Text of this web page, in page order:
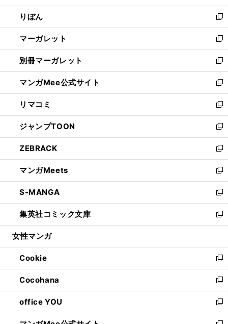
開
く
ウ
で
開
く
ン
ド
ウ
で
開
く
ウ
ィ
ン
ド
ウ
で
開
く
りぼん
新
し
い
ウ
ィ
ン
ド
ウ
で
開
く
マーガレット
新
し
い
ウ
ィ
ン
ド
ウ
で
開
く
別冊マーガレット
新
し
い
ウ
ィ
ン
ド
ウ
で
開
く
マンガMee公式サイト
新
し
い
ウ
ィ
ン
ド
ウ
で
開
く
リマコミ
新
し
い
ウ
ィ
ン
ド
ウ
で
開
く
ジャンプTOON
新
し
い
ウ
ィ
ン
ド
ウ
で
開
ZEBRACK
新
し
い
ウ
ィ
ン
ド
ウ
開
く
マンガMeets
新
し
い
ウ
ィ
ン
ウ
で
開
く
S-MANGA
新
し
い
ウ
ン
ド
ウ
で
開
く
集英社コミック文庫
新
し
ウ
ィ
ン
ド
ウ
で
開
女性マンガ
Cookie
新
し
い
ウ
ィ
ン
Cocohana
新
し
い
ウ
office YOU
新
し